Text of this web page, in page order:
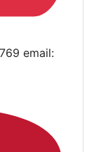
email: